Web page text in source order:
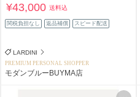
¥43,000送料込
関税負担なし 返品補償 スピード配送
LARDINI
PREMIUM PERSONAL SHOPPER
モダンブルーBUYMA店